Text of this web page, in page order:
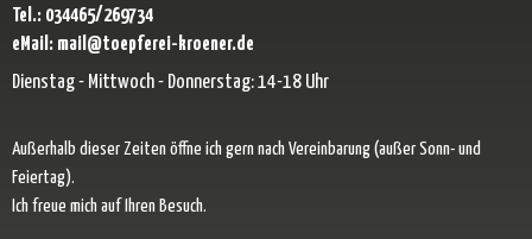
Tel.: 034465/269734
eMail: mail@toepferei-kroener.de
Dienstag - Mittwoch - Donnerstag: 14-18 Uhr
Außerhalb dieser Zeiten öffne ich gern nach Vereinbarung (außer Sonn- und
Feiertag).
Ich freue mich auf Ihren Besuch.